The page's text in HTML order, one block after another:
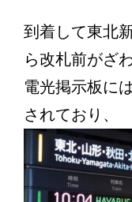
到着して東北
ら改札前がざ
電光掲示板に
されており、